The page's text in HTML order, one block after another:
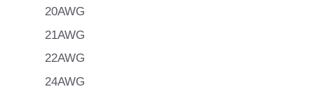
20AWG
21AWG
22AWG
24AWG